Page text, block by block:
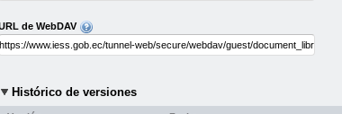
de WebDAV
Histórico de versiones